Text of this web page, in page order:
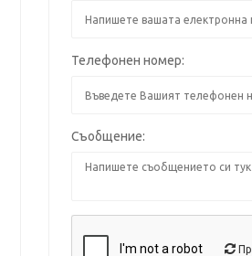
Телефонен номер:
Съобщение: